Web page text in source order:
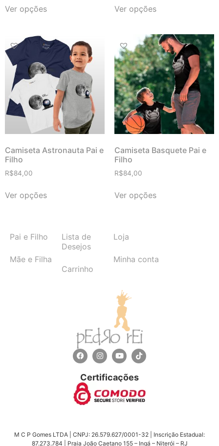
Ver opções Ver opções
Camiseta Astronauta Pai e
Filho
R$84,00
Ver opções
Camiseta Basquete Pai e
Filho
R$84,00
Ver opções
Pai e Filho
Mãe e Filha
Lista de
Desejos
Carrinho
Loja
Minha conta
Certificações
M C P Gomes LTDA | CNPJ: 26.579.627/0001-32 | Inscrição Estadual:
87.273.784 | Praia João Caetano 155 – Ingá – Niterói – RJ